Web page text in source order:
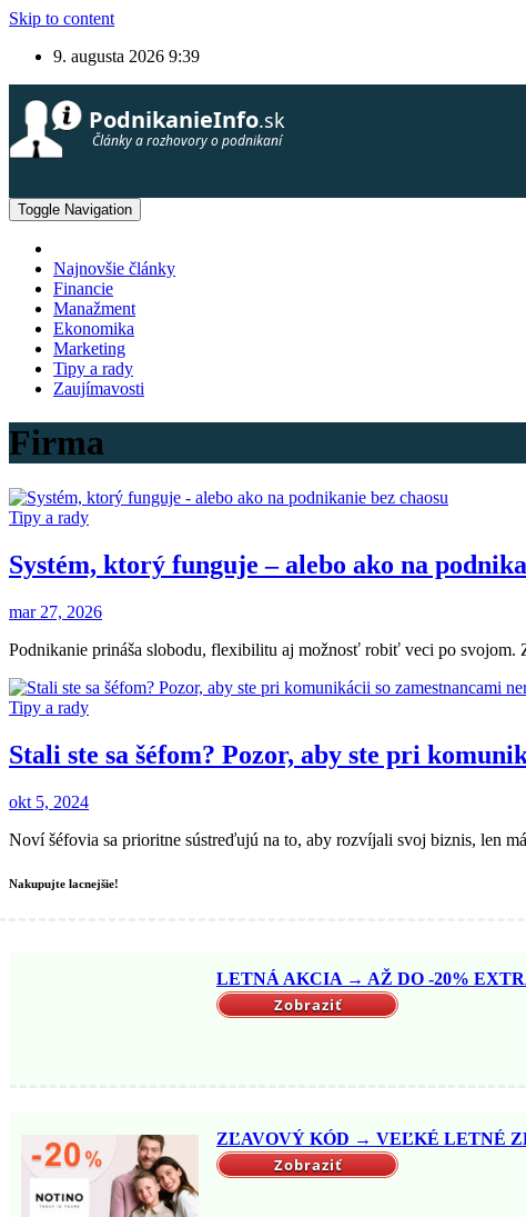
Skip to content
9. augusta 2026 9:39
Toggle Navigation
Najnovšie články
Financie
Manažment
Ekonomika
Marketing
Tipy a rady
Zaujímavosti
Firma
Tipy a rady
Systém, ktorý funguje – alebo ako na
mar 27, 2026
Podnikanie prináša slobodu, flexibilitu aj možnosť robiť veci po svojom.
Tipy a rady
Stali ste sa šéfom? Pozor, aby ste pri
okt 5, 2024
Noví šéfovia sa prioritne sústreďujú na to, aby rozvíjali svoj biznis, len
Nakupujte lacnejšie!
LETNÁ AKCIA → AŽ DO -20%
Zobraziť
ZĽAVOVÝ KÓD → VEĽKÉ LETNÉ
Zobraziť